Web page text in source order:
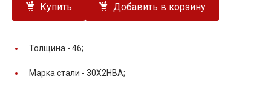
Купить Добавить в корзину
Толщина - 46;
Марка стали - 30Х2НВА;